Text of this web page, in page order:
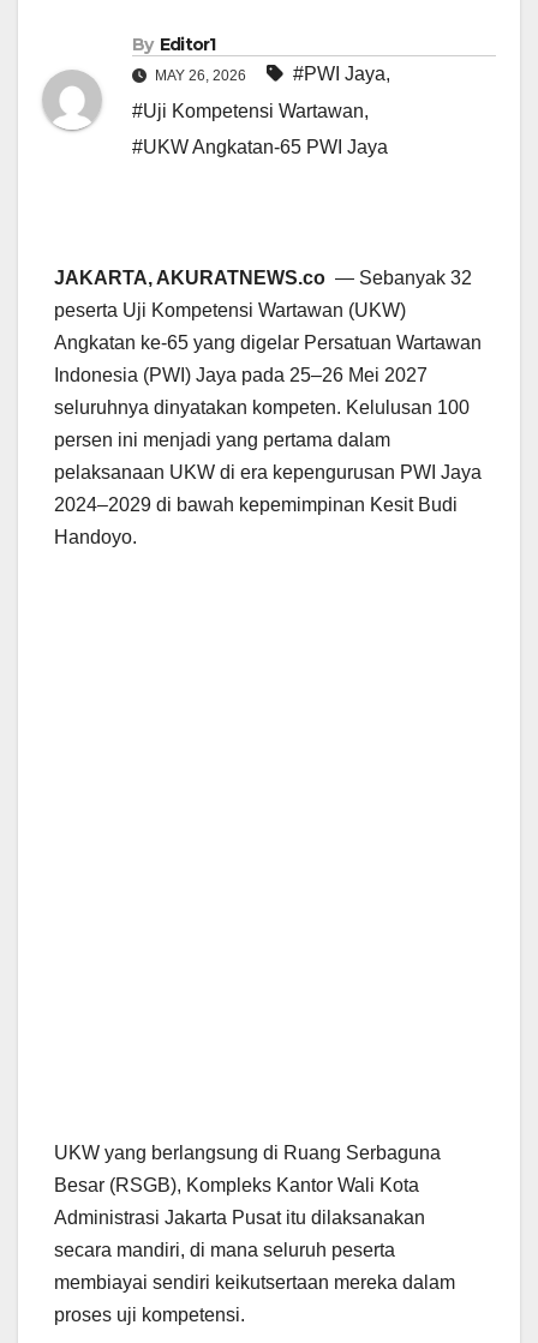
By Editor1
MAY 26, 2026 #PWI Jaya,
#Uji Kompetensi Wartawan,
#UKW Angkatan-65 PWI Jaya
JAKARTA, AKURATNEWS.co — Sebanyak 32
peserta Uji Kompetensi Wartawan (UKW)
Angkatan ke-65 yang digelar Persatuan Wartawan
Indonesia (PWI) Jaya pada 25–26 Mei 2027
seluruhnya dinyatakan kompeten. Kelulusan 100
persen ini menjadi yang pertama dalam
pelaksanaan UKW di era kepengurusan PWI Jaya
2024–2029 di bawah kepemimpinan Kesit Budi
Handoyo.
UKW yang berlangsung di Ruang Serbaguna
Besar (RSGB), Kompleks Kantor Wali Kota
Administrasi Jakarta Pusat itu dilaksanakan
secara mandiri, di mana seluruh peserta
membiayai sendiri keikutsertaan mereka dalam
proses uji kompetensi.